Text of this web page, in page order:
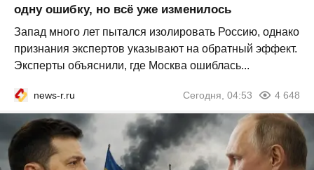
одну ошибку, но всё уже изменилось
Запад много лет пытался изолировать Россию, однако
признания экспертов указывают на обратный эффект.
Эксперты объяснили, где Москва ошиблась...
news-r.ru Сегодня, 04:53 4 648